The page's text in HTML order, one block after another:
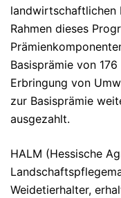
landwirtschaftlichen
Rahmen dieses
Basisprämie von
Erbringung von
zur Basisprämie
ausgezahlt.
HALM (Hessische
Weidetierhalter,